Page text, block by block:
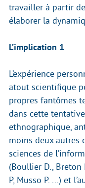
travailler à partir
élaborer la
L’implication 1
L’expérience
atout scientifique
propres fantômes
dans cette
ethnographique,
moins deux autres
sciences de
(Boullier D., Breton
P, Musso P. ...) et